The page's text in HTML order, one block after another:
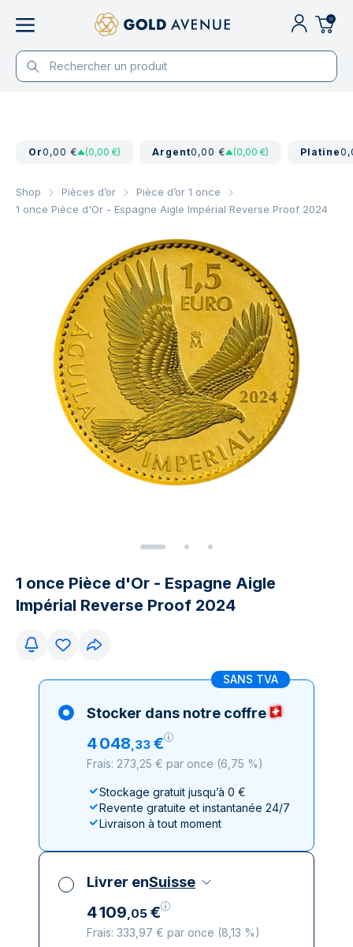
0
Or0,00 € (0,00 €) Argent0,00 € (0,00 €) Platine
Shop Pièces d’or
Pièce d’or 1 once
1 once Pièce d'Or - Espagne Aigle Impérial Reverse Proof 2024
1 once Pièce d'Or - Espagne Aigle
Impérial Reverse Proof 2024
SANS TVA
Stocker dans notre coffre
4048,33 €
Frais: 273,25 € par once (6,75 %)
Stockage gratuit jusqu’à 0 €
Revente gratuite et instantanée 24/7
Livraison à tout moment
Livrer enSuisse
4109,05 €
Frais: 333,97 € par once (8,13 %)